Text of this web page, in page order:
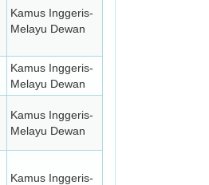
Kamus Inggeris-
Melayu Dewan
Kamus Inggeris-
Melayu Dewan
Kamus Inggeris-
Melayu Dewan
Kamus Inggeris-